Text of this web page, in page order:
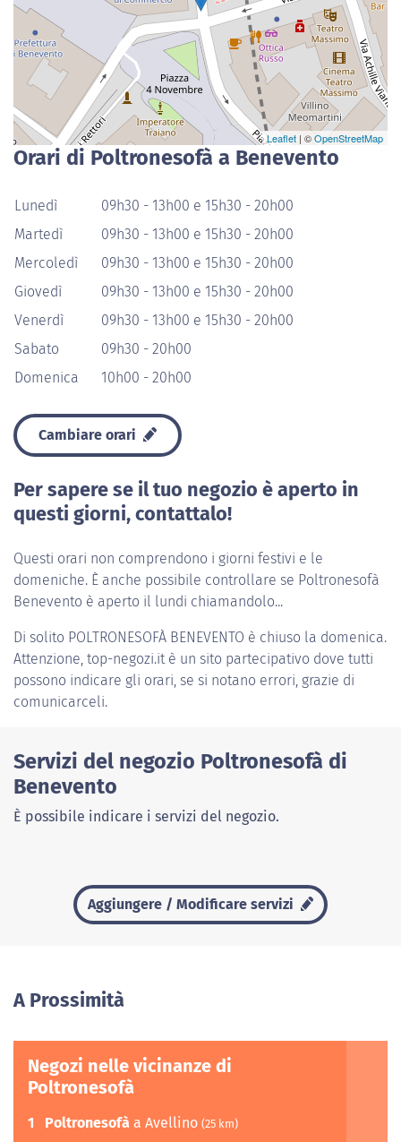
Leaflet | ©OpenStreetMap
Orari di Poltronesofà a Benevento
Lunedì
09h30 - 13h00 e 15h30 - 20h00
Martedì
09h30 - 13h00 e 15h30 - 20h00
Mercoledì
09h30 - 13h00 e 15h30 - 20h00
Giovedì
09h30 - 13h00 e 15h30 - 20h00
Venerdì
09h30 - 13h00 e 15h30 - 20h00
Sabato
09h30 - 20h00
Domenica
10h00 - 20h00
Cambiare orari
Per sapere se il tuo negozio è aperto in
questi giorni, contattalo!
Questi orari non comprendono i giorni festivi e le
domeniche. È anche possibile controllare se Poltronesofà
Benevento è aperto il lundi chiamandolo...
Di solito POLTRONESOFÀ BENEVENTO è chiuso la domenica.
Attenzione, top-negozi.it è un sito partecipativo dove tutti
possono indicare gli orari, se si notano errori, grazie di
comunicarceli.
Servizi del negozio Poltronesofà di
Benevento
È possibile indicare i servizi del negozio.
Aggiungere / Modificare servizi
A Prossimità
Negozi nelle vicinanze di
Poltronesofà
1 Poltronesofà a Avellino (25 km)